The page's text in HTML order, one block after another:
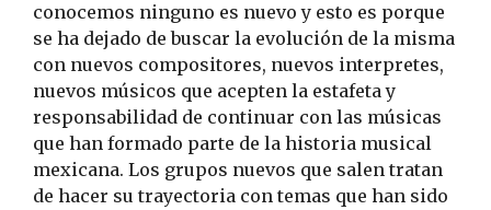
conocemos ninguno es nuevo y esto es porque
se ha dejado de buscar la evolución de la misma
con nuevos compositores, nuevos interpretes,
nuevos músicos que acepten la estafeta y
responsabilidad de continuar con las músicas
que han formado parte de la historia musical
mexicana. Los grupos nuevos que salen tratan
de hacer su trayectoria con temas que han sido